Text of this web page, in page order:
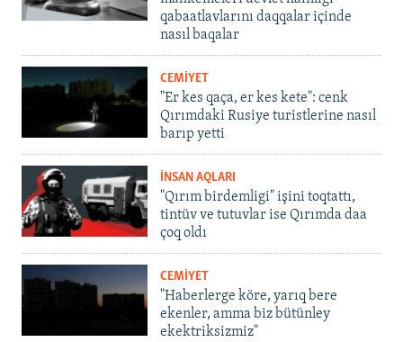
qabaatlavlarını daqqalar içinde
nasıl baqalar
CEMİYET
"Er kes qaça, er kes kete": cenk
Qırımdaki Rusiye turistlerine nasıl
barıp yetti
İNSAN AQLARI
"Qırım birdemligi" işini toqtattı,
tintüv ve tutuvlar ise Qırımda daa
çoq oldı
CEMİYET
"Haberlerge köre, yarıq bere
ekenler, amma biz bütünley
ekektriksizmiz"